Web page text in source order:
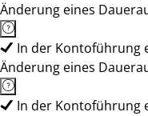
Änderung eines
In der Kontoführung
Änderung eines
In der Kontoführung